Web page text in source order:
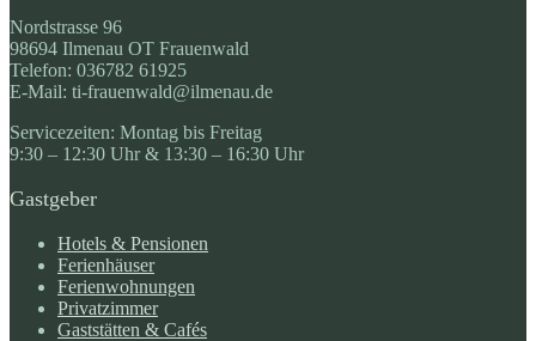
Nordstrasse 96
98694 Ilmenau OT Frauenwald
Telefon: 036782 61925
E-Mail: ti-frauenwald@ilmenau.de
Servicezeiten: Montag bis Freitag
9:30 – 12:30 Uhr & 13:30 – 16:30 Uhr
Gastgeber
Hotels & Pensionen
Ferienhäuser
Ferienwohnungen
Privatzimmer
Gaststätten & Cafés